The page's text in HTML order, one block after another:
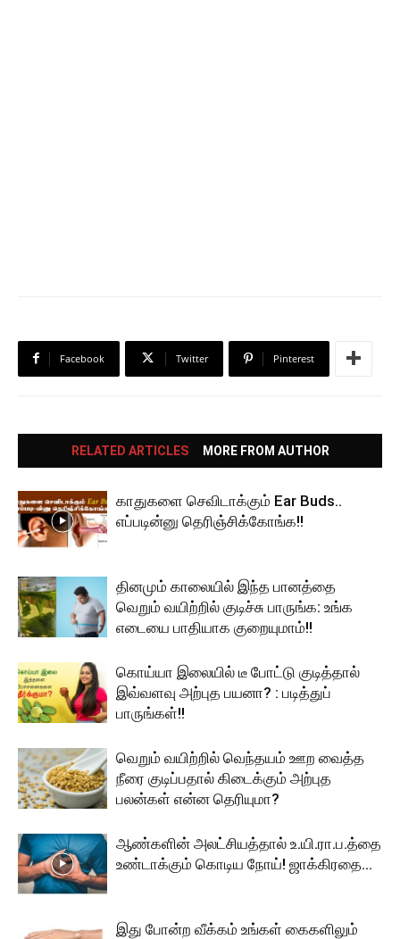
Facebook Twitter Pinterest
RELATED ARTICLES MORE FROM AUTHOR
காதுகளை செவிடாக்கும் Ear Buds..
எப்படின்னு தெரிஞ்சிக்கோங்க!!
தினமும் காலையில் இந்த பானத்தை
வெறும் வயிற்றில் குடிச்சு பாருங்க: உங்க
எடையை பாதியாக குறையுமாம்!!
கொய்யா இலையில் டீ போட்டு குடித்தால்
இவ்வளவு அற்புத பயனா? : படித்துப்
பாருங்கள்!!
வெறும் வயிற்றில் வெந்தயம் ஊற வைத்த
நீரை குடிப்பதால் கிடைக்கும் அற்புத
பலன்கள் என்ன தெரியுமா?
ஆண்களின் அலட்சியத்தால் உ.யி.ரா.ப.த்தை
உண்டாக்கும் கொடிய நோய்! ஜாக்கிரதை…
இது போன்ற வீக்கம் உங்கள் கைகளிலும்